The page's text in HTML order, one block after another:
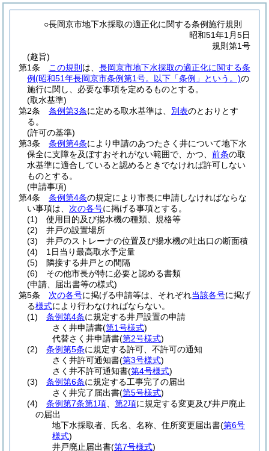
○長岡京市地下水採取の適正化に関する条例施行規則
昭和51年1月5日
規則第1号
(趣旨)
第1条
この規則 は、 長岡京市地下水採取の適正化に関する条
例(昭和51年長岡京市条例第1号。以下「条例」という。)の
施行に関し、必要な事項を定めるものとする。
(取水基準)
第2条
条例第3条に定める取水基準は、 別表のとおりとす
る。
(許可の基準)
第3条
条例第4条により申請のあつたさく井について地下水
保全に支障を及ぼすおそれがない範囲で、かつ、 前条の取
水基準に適合していると認めるときでなければ許可しない
ものとする。
(申請事項)
第4条
条例第4条の規定により市長に申請しなければならな
い事項は、 次の各号に掲げる事項とする。
(1)
使用目的及び揚水機の種類、規格等
(2)
井戸の設置場所
(3)
井戸のストレーナの位置及び揚水機の吐出口の断面積
(4)
1日当り最高取水予定量
(5)
隣接する井戸との間隔
(6)
その他市長が特に必要と認める書類
(申請、届出書等の様式)
第5条
次の各号に掲げる申請等は、それぞれ当該各号に掲げ
る様式により行わなければならない。
(1)
条例第4条に規定する井戸設置の申請
さく井申請書(第1号様式)
代替さく井申請書(第2号様式)
(2)
条例第5条に規定する許可、不許可の通知
さく井許可通知書(第3号様式)
さく井不許可通知書(第4号様式)
(3)
条例第6条に規定する工事完了の届出
さく井完了届出書(第5号様式)
(4)
条例第7条第1項 第2項に規定する変更及び井戸廃止
の届出
地下水採取者、氏名、名称、住所変更届出書(第6号
様式)
井戸廃止届出書(第7号様式)